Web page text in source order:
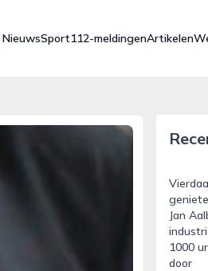
NieuwsSport112-meldingenArtikelen
Jan
1000
door